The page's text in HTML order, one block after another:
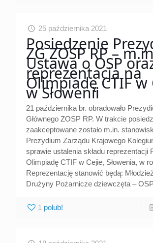
25 października 2021
Posiedzenie
ZG ZOSP RP –
Ustawa o OSP
reprezentacja na
Olimpiadę CTIF w
w Słowenii
21 października br. obradowało
Głównego ZOSP RP. W trakcie
zaakceptowane zostało m.in.
Prezydium Zarządu Krajowego
sprawie ustalenia składu reprezentacji
Olimpiadę CTIF w Cejie, Słowenia, w
Reprezentację stanowić będą:
Drużyny Pożarnicze dziewczęta –
1